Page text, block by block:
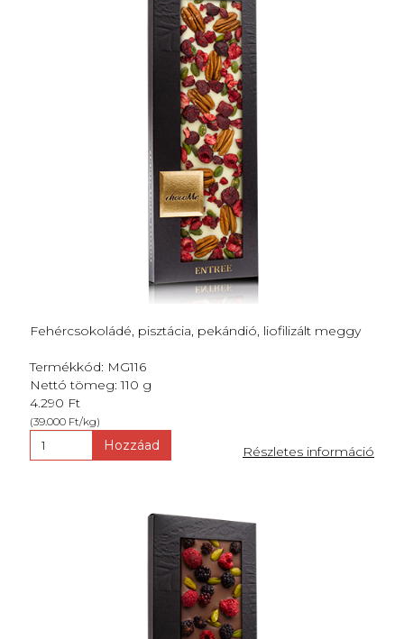
Fehércsokoládé, pisztácia, pekándió, liofilizált meggy
Termékkód: MG116
Nettó tömeg: 110 g
4.290 Ft
(39.000 Ft/kg)
Hozzáad Részletes információ